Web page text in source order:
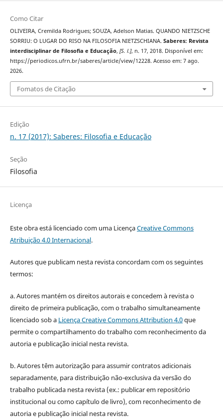
Como Citar
OLIVEIRA, Cremilda Rodrigues; SOUZA, Adelson Matias. QUANDO NIETZSCHE
SORRIU: O LUGAR DO RISO NA FILOSOFIA NIETZSCHIANA. Saberes: Revista
interdisciplinar de Filosofia e Educação, [S. l.], n. 17, 2018. Disponível em:
https://periodicos.ufrn.br/saberes/article/view/12228. Acesso em: 7 ago.
2026.
Fomatos de Citação
Edição
n. 17 (2017): Saberes: Filosofia e Educação
Seção
Filosofia
Licença
Este obra está licenciado com uma LicençaCreative Commons
Atribuição 4.0 Internacional.
Autores que publicam nesta revista concordam com os seguintes
termos:
a. Autores mantém os direitos autorais e concedem à revista o
direito de primeira publicação, com o trabalho simultaneamente
licenciado sob a Licença Creative Commons Attribution 4.0que
permite o compartilhamento do trabalho com reconhecimento da
autoria e publicação inicial nesta revista.
b. Autores têm autorização para assumir contratos adicionais
separadamente, para distribuição não-exclusiva da versão do
trabalho publicada nesta revista (ex.: publicar em repositório
institucional ou como capítulo de livro), com reconhecimento de
autoria e publicação inicial nesta revista.